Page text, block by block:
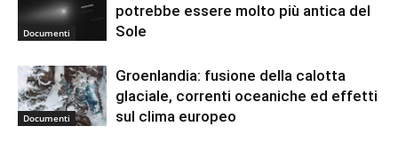
Documenti
potrebbe essere molto più antica del
Sole
Documenti
Groenlandia: fusione della calotta
glaciale, correnti oceaniche ed effetti
sul clima europeo